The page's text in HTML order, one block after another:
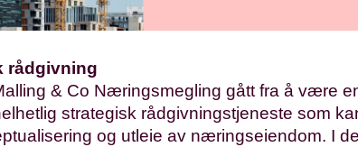
rådgivning
& Co Næringsmegling gått fra å være
strategisk rådgivningstjeneste som
og utleie av næringseiendom. I